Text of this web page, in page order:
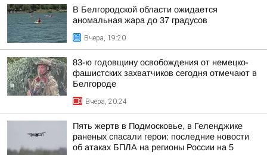
В Белгородской области ожидается
аномальная жара до 37 градусов
Вчера, 19:20
83-ю годовщину освобождения от немецко-
фашистских захватчиков сегодня отмечают в
Белгороде
Вчера, 20:24
Пять жертв в Подмосковье, в Геленджике
раненых спасали герои: последние новости
об атаках БПЛА на регионы России на 5